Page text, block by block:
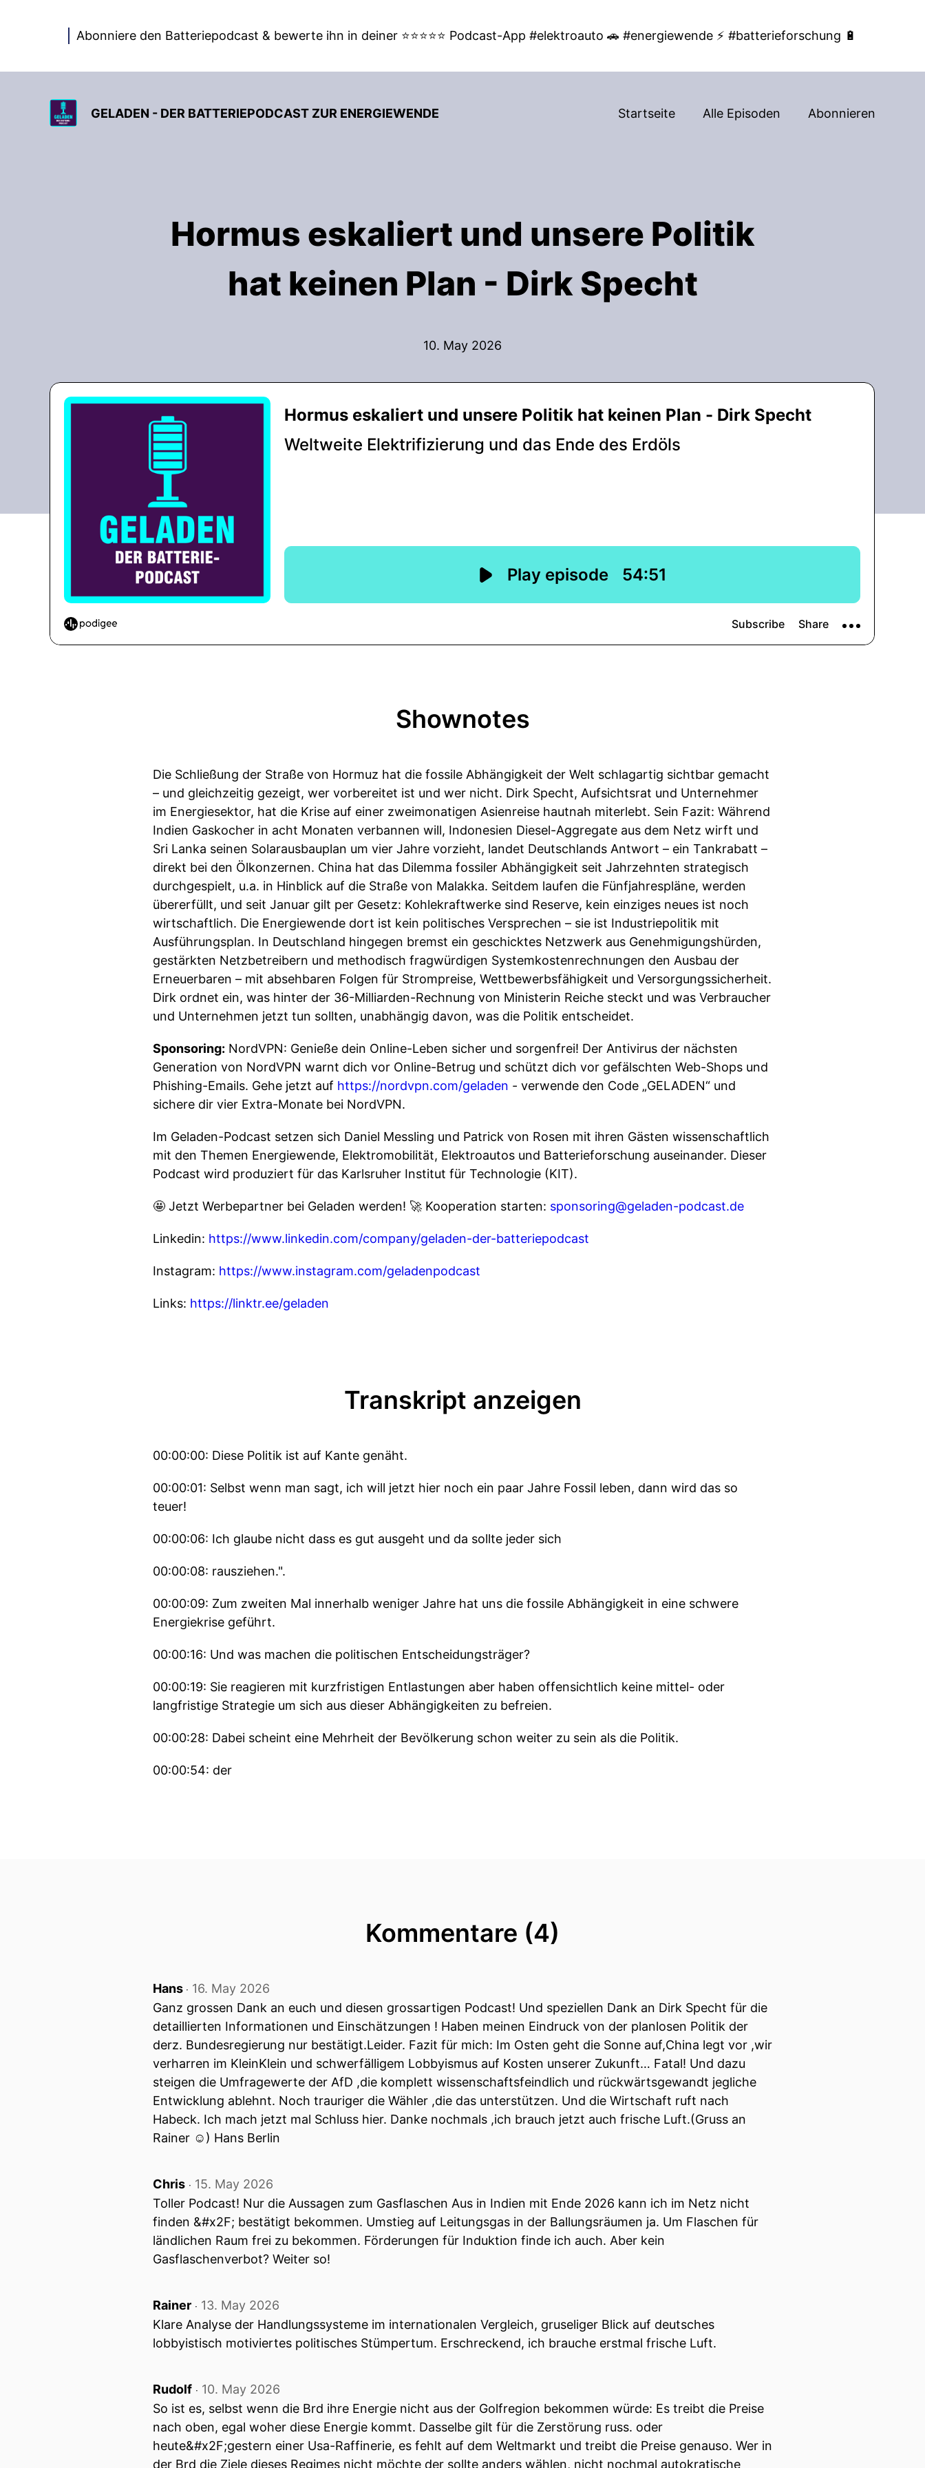
Abonniere den Batteriepodcast & bewerte ihn in deiner ⭐⭐⭐⭐⭐ Podcast-App #elektroauto 🚗 #energiewende ⚡ #batterieforschung 🔋
GELADEN - DER BATTERIEPODCAST ZUR ENERGIEWENDE Startseite Alle Episoden Abonnieren
Hormus eskaliert und unsere Politik
hat keinen Plan - Dirk Specht
10. May 2026
Shownotes
Die Schließung der Straße von Hormuz hat die fossile Abhängigkeit der Welt schlagartig sichtbar gemacht
– und gleichzeitig gezeigt, wer vorbereitet ist und wer nicht. Dirk Specht, Aufsichtsrat und Unternehmer
im Energiesektor, hat die Krise auf einer zweimonatigen Asienreise hautnah miterlebt. Sein Fazit: Während
Indien Gaskocher in acht Monaten verbannen will, Indonesien Diesel-Aggregate aus dem Netz wirft und
Sri Lanka seinen Solarausbauplan um vier Jahre vorzieht, landet Deutschlands Antwort – ein Tankrabatt –
direkt bei den Ölkonzernen. China hat das Dilemma fossiler Abhängigkeit seit Jahrzehnten strategisch
durchgespielt, u.a. in Hinblick auf die Straße von Malakka. Seitdem laufen die Fünfjahrespläne, werden
übererfüllt, und seit Januar gilt per Gesetz: Kohlekraftwerke sind Reserve, kein einziges neues ist noch
wirtschaftlich. Die Energiewende dort ist kein politisches Versprechen – sie ist Industriepolitik mit
Ausführungsplan. In Deutschland hingegen bremst ein geschicktes Netzwerk aus Genehmigungshürden,
gestärkten Netzbetreibern und methodisch fragwürdigen Systemkostenrechnungen den Ausbau der
Erneuerbaren – mit absehbaren Folgen für Strompreise, Wettbewerbsfähigkeit und Versorgungssicherheit.
Dirk ordnet ein, was hinter der 36-Milliarden-Rechnung von Ministerin Reiche steckt und was Verbraucher
und Unternehmen jetzt tun sollten, unabhängig davon, was die Politik entscheidet.
Sponsoring: NordVPN: Genieße dein Online-Leben sicher und sorgenfrei! Der Antivirus der nächsten
Generation von NordVPN warnt dich vor Online-Betrug und schützt dich vor gefälschten Web-Shops und
Phishing-Emails. Gehe jetzt auf https://nordvpn.com/geladen - verwende den Code „GELADEN“ und
sichere dir vier Extra-Monate bei NordVPN.
Im Geladen-Podcast setzen sich Daniel Messling und Patrick von Rosen mit ihren Gästen wissenschaftlich
mit den Themen Energiewende, Elektromobilität, Elektroautos und Batterieforschung auseinander. Dieser
Podcast wird produziert für das Karlsruher Institut für Technologie (KIT).
🤩 Jetzt Werbepartner bei Geladen werden! 🚀 Kooperation starten: sponsoring@geladen-podcast.de
Linkedin: https://www.linkedin.com/company/geladen-der-batteriepodcast
Instagram: https://www.instagram.com/geladenpodcast
Links: https://linktr.ee/geladen
Transkript anzeigen
00:00:00: Diese Politik ist auf Kante genäht.
00:00:01: Selbst wenn man sagt, ich will jetzt hier noch ein paar Jahre Fossil leben, dann wird das so
teuer!
00:00:06: Ich glaube nicht dass es gut ausgeht und da sollte jeder sich
00:00:08: rausziehen.".
00:00:09: Zum zweiten Mal innerhalb weniger Jahre hat uns die fossile Abhängigkeit in eine schwere
Energiekrise geführt.
00:00:16: Und was machen die politischen Entscheidungsträger?
00:00:19: Sie reagieren mit kurzfristigen Entlastungen aber haben offensichtlich keine mittel- oder
langfristige Strategie um sich aus dieser Abhängigkeiten zu befreien.
00:00:28: Dabei scheint eine Mehrheit der Bevölkerung schon weiter zu sein als die Politik.
00:00:54: der
00:01:15: grüß dich, danke für die Einladung!
00:01:17: Ja gerne!
00:01:18: Du bist Aufsichtsrat und Unternehmer im Digital- und Energiesektor außerdem Dozent für
Medienökonomie und zuvor da warst du unter anderem Digitalchef der FAZ.
00:01:29: Ja Dirk, für dich als Ökonom und Energieexperte da waren die letzten Monate wahrscheinlich
hoch spannend was da alles passiert ist.
Dimension.
00:01:41: vielleicht Die Schließung der Straße von Hormuz, die gilt ja als einer der gravierendsten
Einschnitte in die globale Energieversorgung seit Jahrzehnten muss man sagen.
00:01:51: Wie ordnest du denn jetzt so die aktuelle Lage in ihren historischen Kontext und die Dimension
00:01:58: Jetzt im Hinblick auf Ölpreise, Lieferketten und natürlich die Versorgungssicherheit?
00:02:02: Ja sehr gute Frage!
00:02:03: Und tatsächlich eine, die ich ziemlich live miterlebt habe.
00:02:07: Zunächst mal zur Nachrichtenlage gibt es ja zwei extreme Lager.
00:02:10: Das eine Lager ist, das weist auf die unmittelbaren Lieferketten hin.
Kommentare (4)
Hans ‧ 16. May 2026
Ganz grossen Dank an euch und diesen grossartigen Podcast! Und speziellen Dank an Dirk Specht für die
detaillierten Informationen und Einschätzungen ! Haben meinen Eindruck von der planlosen Politik der
derz. Bundesregierung nur bestätigt.Leider. Fazit für mich: Im Osten geht die Sonne auf,China legt vor ,wir
verharren im KleinKlein und schwerfälligem Lobbyismus auf Kosten unserer Zukunft… Fatal! Und dazu
steigen die Umfragewerte der AfD ,die komplett wissenschaftsfeindlich und rückwärtsgewandt jegliche
Entwicklung ablehnt. Noch trauriger die Wähler ,die das unterstützen. Und die Wirtschaft ruft nach
Habeck. Ich mach jetzt mal Schluss hier. Danke nochmals ,ich brauch jetzt auch frische Luft.(Gruss an
Rainer ☺️) Hans Berlin
Chris ‧ 15. May 2026
Toller Podcast! Nur die Aussagen zum Gasflaschen Aus in Indien mit Ende 2026 kann ich im Netz nicht
finden &#x2F; bestätigt bekommen. Umstieg auf Leitungsgas in der Ballungsräumen ja. Um Flaschen für
ländlichen Raum frei zu bekommen. Förderungen für Induktion finde ich auch. Aber kein
Gasflaschenverbot? Weiter so!
Rainer ‧ 13. May 2026
Klare Analyse der Handlungssysteme im internationalen Vergleich, gruseliger Blick auf deutsches
lobbyistisch motiviertes politisches Stümpertum. Erschreckend, ich brauche erstmal frische Luft.
Rudolf ‧ 10. May 2026
So ist es, selbst wenn die Brd ihre Energie nicht aus der Golfregion bekommen würde: Es treibt die Preise
nach oben, egal woher diese Energie kommt. Dasselbe gilt für die Zerstörung russ. oder
heute&#x2F;gestern einer Usa-Raffinerie, es fehlt auf dem Weltmarkt und treibt die Preise genauso. Wer in
der Brd die Ziele dieses Regimes nicht möchte der sollte anders wählen, nicht nochmal autokratische